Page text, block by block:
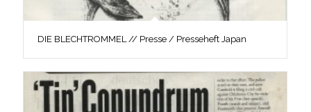
DIE BLECHTROMMEL // Presse / Presseheft Japan